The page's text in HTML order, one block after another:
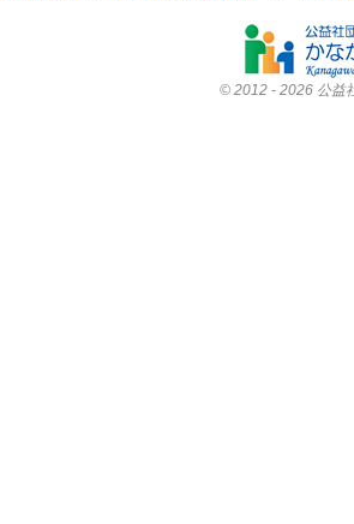
© 2012 - 2026 公益